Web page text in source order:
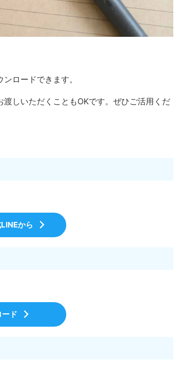
ロードできます。
しいただくこともOKです。ぜひご活用くだ
から
ード